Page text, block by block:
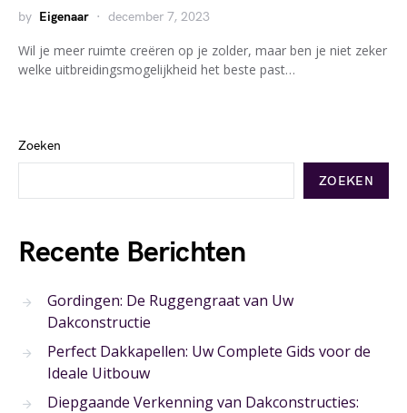
by Eigenaar december 7, 2023
Wil je meer ruimte creëren op je zolder, maar ben je niet zeker
welke uitbreidingsmogelijkheid het beste past…
Zoeken
ZOEKEN
Recente Berichten
Gordingen: De Ruggengraat van Uw
Dakconstructie
Perfect Dakkapellen: Uw Complete Gids voor de
Ideale Uitbouw
Diepgaande Verkenning van Dakconstructies: